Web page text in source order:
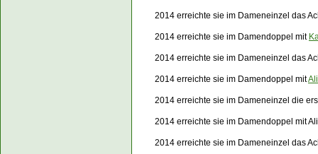
2014 erreichte sie im Dameneinzel das
2014 erreichte sie im Damendoppel mit
2014 erreichte sie im Dameneinzel das
2014 erreichte sie im Damendoppel mit
2014 erreichte sie im Dameneinzel die
2014 erreichte sie im Damendoppel mit
2014 erreichte sie im Dameneinzel das